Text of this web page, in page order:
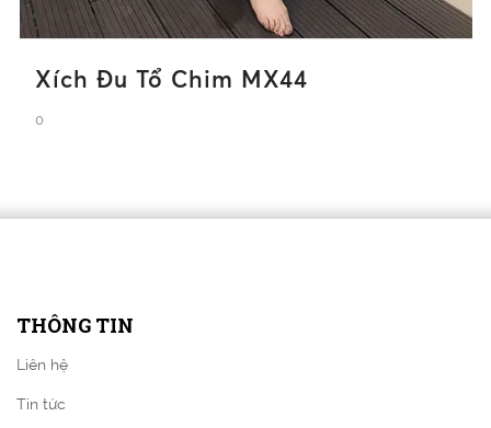
Xích Đu Tổ Chim MX44
0
THÔNG TIN
Liên hệ
Tin tức